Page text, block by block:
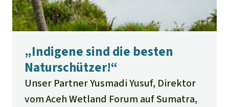
„Indigene sind die besten
Naturschützer!“
Unser Partner Yusmadi Yusuf, Direktor
vom Aceh Wetland Forum auf Sumatra,